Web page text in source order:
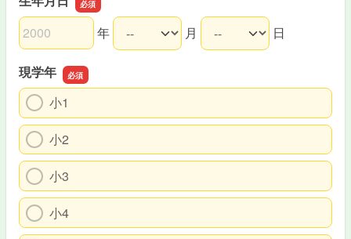
生年月日の年 年
生年月日の月 月
生年月日の日 日
現学年
小1
小2
小3
小4